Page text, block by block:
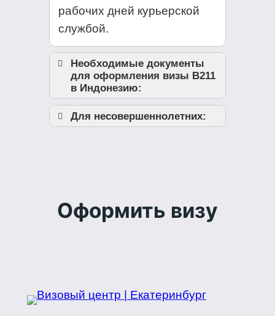
рабочих дней курьерской
службой.
Необходимые документы
для оформления визы B211
в Индонезию:
Для несовершеннолетних:
Оформить визу